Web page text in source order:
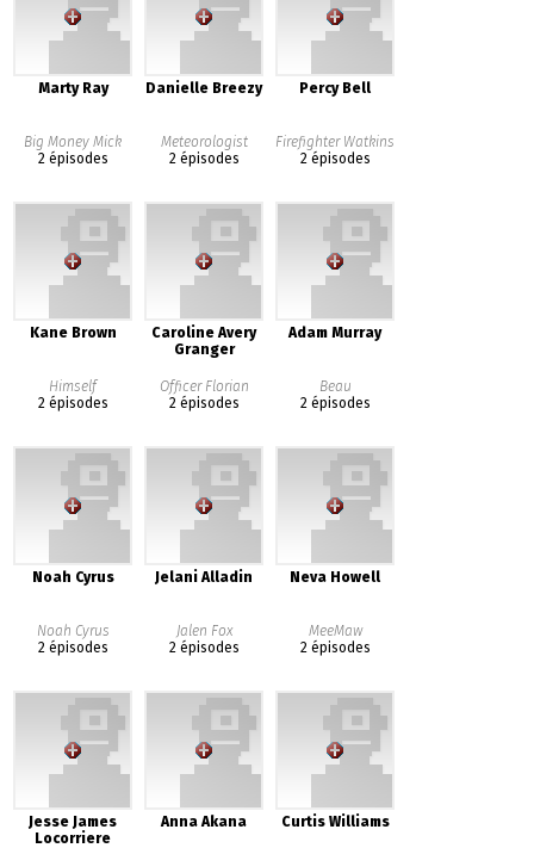
Marty Ray
Big Money Mick
2 épisodes
Danielle Breezy
Meteorologist
2 épisodes
Percy Bell
Firefighter Watkins
2 épisodes
Kane Brown
Himself
2 épisodes
Caroline Avery
Granger
Officer Florian
2 épisodes
Adam Murray
Beau
2 épisodes
Noah Cyrus
Noah Cyrus
2 épisodes
Jelani Alladin
Jalen Fox
2 épisodes
Neva Howell
MeeMaw
2 épisodes
Jesse James
Locorriere
Anna Akana Curtis Williams